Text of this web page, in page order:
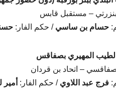
– مستقبل قابس
حسام بن ساسي / حكم الفار:
المهيري بصفاقس
– اتحاد بن قردان
فرج عبد اللاوي / حكم الفار: